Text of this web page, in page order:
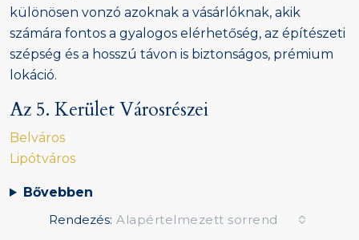
különösen vonzó azoknak a vásárlóknak, akik
számára fontos a gyalogos elérhetőség, az építészeti
szépség és a hosszú távon is biztonságos, prémium
lokáció.
Az 5. Kerület Városrészei
Belváros
Lipótváros
Bővebben
Rendezés: Alapértelmezett sorrend